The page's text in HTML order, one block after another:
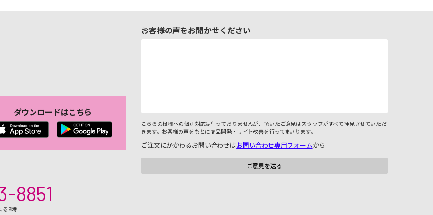
ダウンロードはこちら
8851
る9時
お客様の声をお聞かせください
こちらの投稿への個別対応は行っておりませんが、頂いたご意見はスタッフがすべて拝見させていただ
きます。お客様の声をもとに商品開発・サイト改善を行ってまいります。
ご注文にかかわるお問い合わせはお問い合わせ専用フォームから